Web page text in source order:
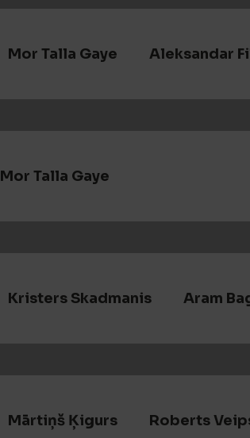
Mor Talla Gaye Aleksandar
Mor Talla Gaye
Kristers Skadmanis Aram
Mārtiņš Ķigurs Roberts